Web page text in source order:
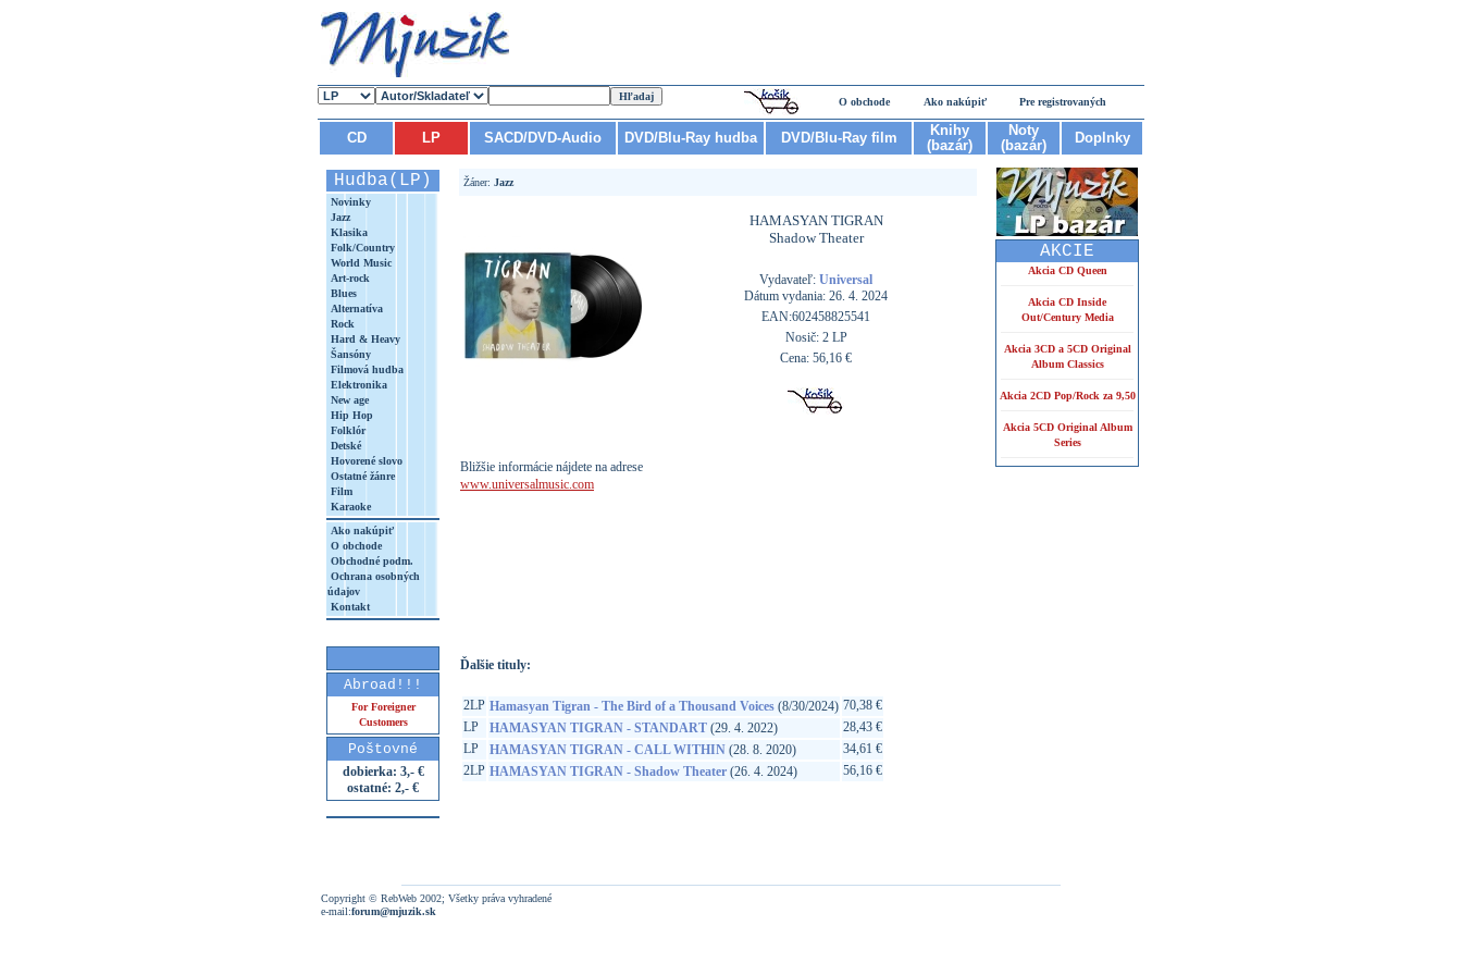
O obchode Ako nakúpiť Pre registrovaných
CD LP SACD/DVD-Audio DVD/Blu-Ray hudba DVD/Blu-Ray film
Knihy
(bazár)
Noty
(bazár)
Doplnky
Hudba(LP)
Novinky
Jazz
Klasika
Folk/Country
World Music
Art-rock
Blues
Alternatíva
Rock
Hard & Heavy
Šansóny
Filmová hudba
Elektronika
New age
Hip Hop
Folklór
Detské
Hovorené slovo
Ostatné žánre
Film
Karaoke
Ako nakúpiť
O obchode
Obchodné podm.
Ochrana osobných
údajov
Kontakt
Abroad!!!
For Foreigner
Customers
Poštovné
dobierka: 3,- €
ostatné: 2,- €
Žáner: Jazz
HAMASYAN TIGRAN
Shadow Theater
Vydavateľ: Universal
Dátum vydania: 26. 4. 2024
EAN:602458825541
Nosič: 2 LP
Cena: 56,16 €
Bližšie informácie nájdete na adrese
www.universalmusic.com
Ďalšie tituly:
2LP Hamasyan Tigran - The Bird of a Thousand Voices (8/30/2024) 70,38 €
LP
HAMASYAN TIGRAN - STANDART (29. 4. 2022)
28,43 €
LP
HAMASYAN TIGRAN - CALL WITHIN (28. 8. 2020)
34,61 €
2LP HAMASYAN TIGRAN - Shadow Theater (26. 4. 2024) 56,16 €
AKCIE
Akcia CD Queen
Akcia CD Inside
Out/Century Media
Akcia 3CD a 5CD Original
Album Classics
Akcia 2CD Pop/Rock za 9,50
Akcia 5CD Original Album
Series
Copyright © RebWeb 2002; Všetky práva vyhradené
e-mail:forum@mjuzik.sk